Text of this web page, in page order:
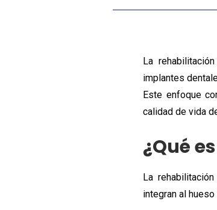
La
implantes
Este enfoque
calidad de vida
¿Qué
La
integran al